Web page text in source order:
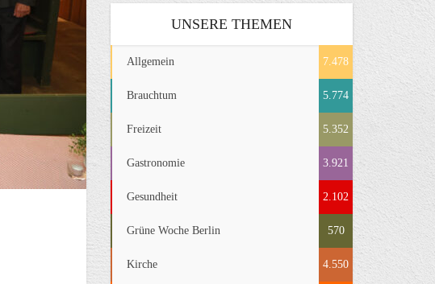
UNSERE THEMEN
Allgemein 7.478
Brauchtum 5.774
Freizeit 5.352
Gastronomie 3.921
Gesundheit 2.102
Grüne Woche Berlin 570
Kirche 4.550